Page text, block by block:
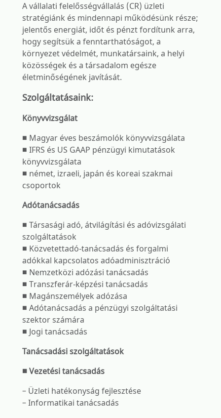
A vállalati felelősségvállalás (CR) üzleti
stratégiánk és mindennapi működésünk része;
jelentős energiát, időt és pénzt fordítunk arra,
hogy segítsük a fenntarthatóságot, a
környezet védelmét, munkatársaink, a helyi
közösségek és a társadalom egésze
életminőségének javítását.
Szolgáltatásaink:
Könyvvizsgálat
■ Magyar éves beszámolók könyvvizsgálata
■ IFRS és US GAAP pénzügyi kimutatások
könyvvizsgálata
■ német, izraeli, japán és koreai szakmai
csoportok
Adótanácsadás
■ Társasági adó, átvilágítási és adóvizsgálati
szolgáltatások
■ Közvetettadó-tanácsadás és forgalmi
adókkal kapcsolatos adóadminisztráció
■ Nemzetközi adózási tanácsadás
■ Transzferár-képzési tanácsadás
■ Magánszemélyek adózása
■ Adótanácsadás a pénzügyi szolgáltatási
szektor számára
■ Jogi tanácsadás
Tanácsadási szolgáltatások
■ Vezetési tanácsadás
– Üzleti hatékonyság fejlesztése
– Informatikai tanácsadás